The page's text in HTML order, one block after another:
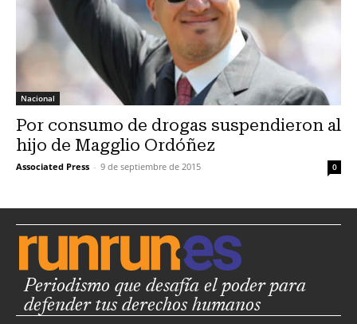
Nacional
Por consumo de drogas suspendieron al
hijo de Magglio Ordóñez
Associated Press - 9 de septiembre de 2015 0
Periodismo que desafía el poder para
defender tus derechos humanos